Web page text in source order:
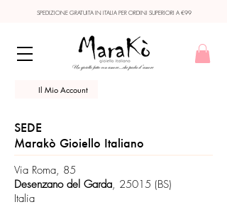
Il Mio Account
SPEDIZIONE GRATUITA IN ITALIA PER ORDINI SUPERIORI A €99
SEDE
Marakò Gioiello Italiano
Via Roma, 85
Desenzano del Garda, 25015 (BS)
Italia